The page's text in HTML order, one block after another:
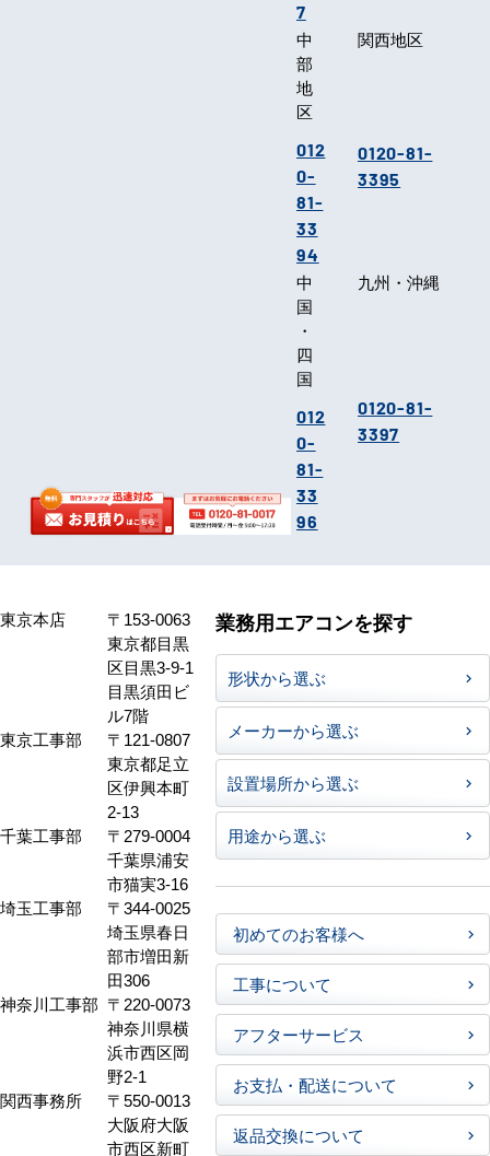
7
中
部
地
区
012
0-
81-
33
94
関西地区
0120-81-
3395
中
国
・
四
国
012
0-
81-
33
96
九州・沖縄
0120-81-
3397
東京本店
〒153-0063
東京都目黒
区目黒3-9-1
目黒須田ビ
ル7階
東京工事部
〒121-0807
東京都足立
区伊興本町
2-13
千葉工事部
〒279-0004
千葉県浦安
市猫実3-16
埼玉工事部
〒344-0025
埼玉県春日
部市増田新
田306
神奈川工事部 〒220-0073
神奈川県横
浜市西区岡
野2-1
関西事務所
〒550-0013
大阪府大阪
市西区新町
業務用エアコンを探す
形状から選ぶ
メーカーから選ぶ
設置場所から選ぶ
用途から選ぶ
初めてのお客様へ
工事について
アフターサービス
お支払・配送について
返品交換について